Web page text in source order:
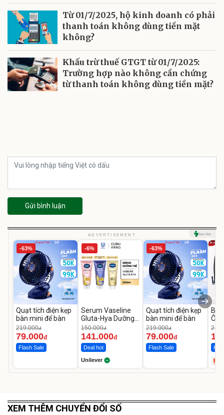
Từ 01/7/2025, hộ kinh doanh có phải
thanh toán không dùng tiền mặt
không?
Khấu trừ thuế GTGT từ 01/7/2025:
Trường hợp nào không cần chứng
từ thanh toán không dùng tiền mặt?
Gửi bình luận
ADVERTISEMENT
-63%
Quạt tích điện kẹp
bàn mini để bàn
219.000đ
79.000đ
Flash Sale
-6%
Serum Vaseline
Gluta-Hya Dưỡng
Da Sáng Mịn Sau 7
Ngày
150.000đ
141.000đ
Deal hot
Unilever
-63%
Quạt tích điện kẹp
bàn mini để bàn
219.000đ
79.000đ
Flash Sale
Ô
Hot
XEM THÊM CHUYỂN ĐỔI SỐ